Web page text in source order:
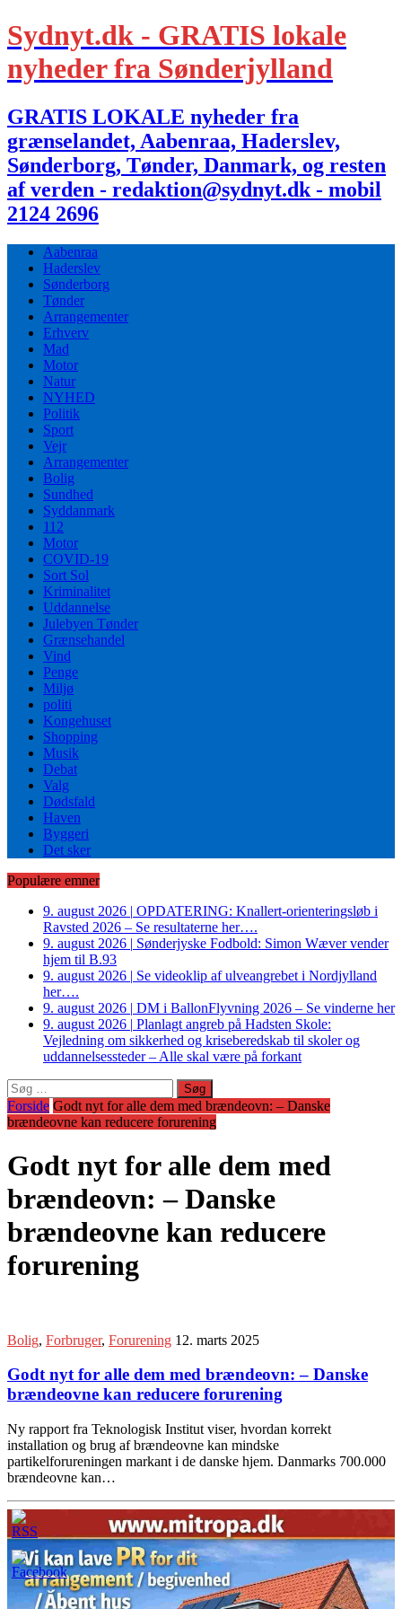
Sydnyt.dk - GRATIS lokale
nyheder fra Sønderjylland
GRATIS LOKALE nyheder fra
grænselandet, Aabenraa, Haderslev,
Sønderborg, Tønder, Danmark, og resten
af verden - redaktion@sydnyt.dk - mobil
2124 2696
Aabenraa
Haderslev
Sønderborg
Tønder
Arrangementer
Erhverv
Mad
Motor
Natur
NYHED
Politik
Sport
Vejr
Arrangementer
Bolig
Sundhed
Syddanmark
112
Motor
COVID-19
Sort Sol
Kriminalitet
Uddannelse
Julebyen Tønder
Grænsehandel
Vind
Penge
Miljø
politi
Kongehuset
Shopping
Musik
Debat
Valg
Dødsfald
Haven
Byggeri
Det sker
Populære emner
9. august 2026 | OPDATERING: Knallert-orienteringsløb i
Ravsted 2026 – Se resultaterne her….
9. august 2026 | Sønderjyske Fodbold: Simon Wæver vender
hjem til B.93
9. august 2026 | Se videoklip af ulveangrebet i Nordjylland
her….
9. august 2026 | DM i BallonFlyvning 2026 – Se vinderne her
9. august 2026 | Planlagt angreb på Hadsten Skole:
Vejledning om sikkerhed og kriseberedskab til skoler og
uddannelsessteder – Alle skal være på forkant
Søg
efter:
Forside Godt nyt for alle dem med brændeovn: – Danske
brændeovne kan reducere forurening
Godt nyt for alle dem med
brændeovn: – Danske
brændeovne kan reducere
forurening
Bolig, Forbruger, Forurening 12. marts 2025
Godt nyt for alle dem med brændeovn: – Danske
brændeovne kan reducere forurening
Ny rapport fra Teknologisk Institut viser, hvordan korrekt
installation og brug af brændeovne kan mindske
partikelforureningen markant i de danske hjem. Danmarks 700.000
brændeovne kan…